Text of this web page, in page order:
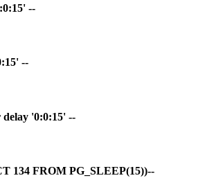
--
--
'0:0:15' --
134 FROM PG_SLEEP(15))--